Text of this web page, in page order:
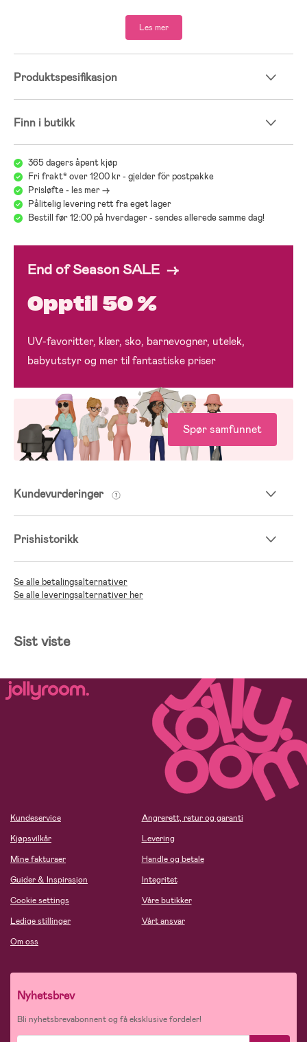
Les mer
Produktspesifikasjon
Finn i butikk
365 dagers åpent kjøp
Fri frakt* over 1200 kr - gjelder för postpakke
Prisløfte - les mer ->
Pålitelig levering rett fra eget lager
Bestill før 12:00 på hverdager - sendes allerede samme dag!
End of Season SALE →
Opptil 50 %
UV-favoritter, klær, sko, barnevogner, utelek,
babyutstyr og mer til fantastiske priser
Spør samfunnet
Kundevurderinger
Prishistorikk
Se alle betalingsalternativer
Se alle leveringsalternativer her
Sist viste
Kundeservice
Kjøpsvilkår
Mine fakturaer
Guider & Inspirasjon
Cookie settings
Ledige stillinger
Om oss
Angrerett, retur og garanti
Levering
Handle og betale
Integritet
Våre butikker
Vårt ansvar
Nyhetsbrev
Bli nyhetsbrevabonnent og få eksklusive fordeler!